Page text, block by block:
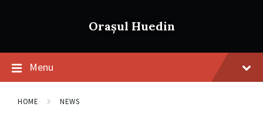
Orașul Huedin
Menu
HOME NEWS